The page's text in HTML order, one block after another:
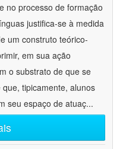
no processo de formação
justifica-se à medida
um construto teórico-
em sua ação
o substrato de que se
tipicamente, alunos
seu espaço de atuaç...